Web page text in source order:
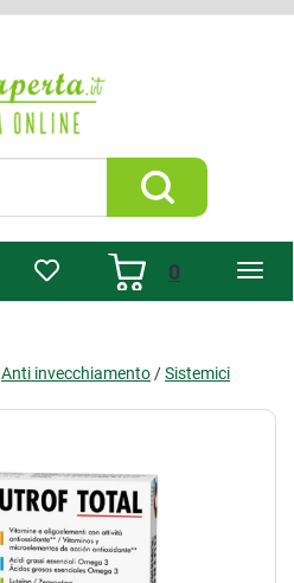
Cerca Prodotto
0prodotti
Anti invecchiamento /Sistemici